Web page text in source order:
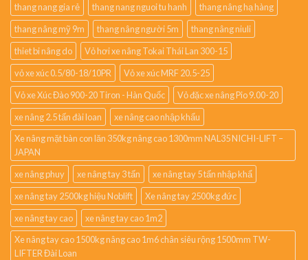
thang nang gia rẻ
thang nang nguoi tu hanh
thang nâng hạ hàng
thang nâng mỹ 9m
thang nâng người 5m
thang nâng niuli
thiet bi nâng do
Vỏ hơi xe nâng Tokai Thái Lan 300-15
vỏ xe xúc 0.5/80-18/10PR
Vỏ xe xúc MRF 20.5-25
Vỏ xe Xúc Đào 900-20 Tiron - Hàn Quốc
Vỏ đặc xe nâng Pio 9.00-20
xe nâng 2.5 tấn đài loan
xe nâng cao nhập khẩu
Xe nâng mặt bàn con lăn 350kg nâng cao 1300mm NAL35 NICHI-LIFT –
JAPAN
xe nâng phuy
xe nâng tay 3 tấn
xe nâng tay 5 tấn nhập khẩ
xe nâng tay 2500kg hiệu Noblift
Xe nâng tay 2500kg đức
xe nâng tay cao
xe nâng tay cao 1m2
Xe nâng tay cao 1500kg nâng cao 1m6 chân siêu rộng 1500mm TW-
LIFTER Đài Loan